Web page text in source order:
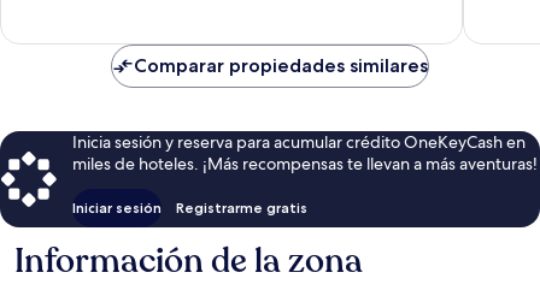
Comparar propiedades similares
Inicia sesión y reserva para acumular crédito OneKeyCash en
miles de hoteles. ¡Más recompensas te llevan a más aventuras!
Iniciar sesión Registrarme gratis
Información de la zona